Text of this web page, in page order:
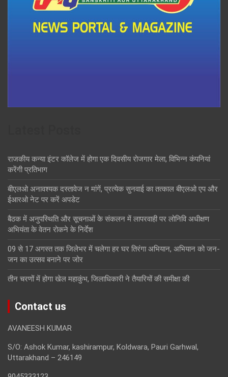
राजकीय कन्या इंटर कॉलेज में होगा एक दिवसीय रोजगार मेला, विभिन्न कंपनियां
करेंगी प्रतिभाग
बीएलओ अनावश्यक दस्तावेज न मांगें, प्रत्येक सुनवाई का तत्काल बीएलओ एप और
ईआरओ नेट पर करें अपडेट
बैठक में अनुपस्थिति और सूचनाओं के संकलन में लापरवाही पर लोनिवि अधीक्षण
अभियंता के वेतन रोकने के निर्देश
09 से 17 अगस्त तक जिलेभर में चलेगा हर घर तिरंगा अभियान, अभियान को जन-
जन का उत्सव बनाने पर जोर
तीन चरणों में होगा खेल महाकुंभ, जिलाधिकारी ने तैयारियों की समीक्षा की
Contact us
AVANEESH KUMAR
S/O: Ashok Kumar, kashirampur, Koldwara, Pauri Garhwal,
Uttarakhand – 246149